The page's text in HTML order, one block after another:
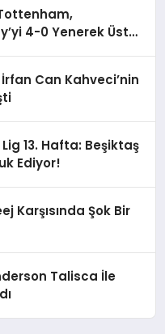
4-0 Yenerek Üst
Can Kahveci’nin
13. Hafta: Beşiktaş
Ediyor!
Karşısında Şok Bir
Talisca İle